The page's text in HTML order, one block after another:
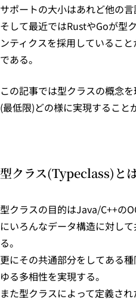
サポートの大小はあれど他の言
そして最近ではRustやGoが型
ンティクスを採用しているこ
である。
この記事では型クラスの概念
(最低限)どの様に実現すること
型クラス(Typeclass)と
型クラスの目的はJava/C++の
にいろんなデータ構造に対し
る。
更にその共通部分をしてある
ゆる多相性を実現する。
また型クラスによって定義さ